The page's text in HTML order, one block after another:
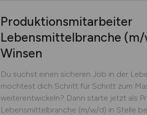
Produktionsmitarbeiter
Lebensmittelbranche
Winsen
Du suchst einen sicheren Job in der
möchtest dich Schritt für Schritt zum
weiterentwickeln? Dann starte jetzt als
Lebensmittelbranche (m/w/d) in Stelle